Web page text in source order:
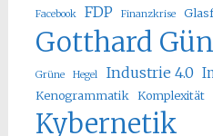
Facebook FDP Finanzkrise
Gotthard
Grüne Hegel Industrie 4.0
Kenogrammatik Komplexität
Kybernetik